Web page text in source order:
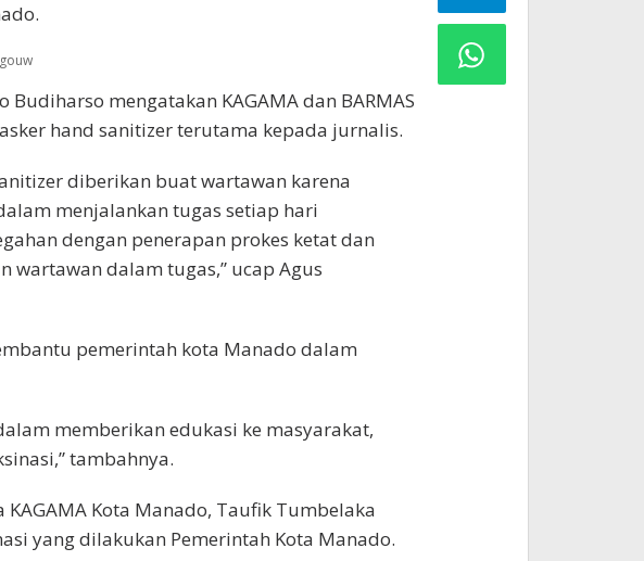
Budiharso mengatakan KAGAMA dan BARMAS
hand sanitizer terutama kepada jurnalis.
diberikan buat wartawan karena
menjalankan tugas setiap hari
dengan penerapan prokes ketat dan
dalam tugas,” ucap Agus
pemerintah kota Manado dalam
memberikan edukasi ke masyarakat,
tambahnya.
Kota Manado, Taufik Tumbelaka
yang dilakukan Pemerintah Kota Manado.